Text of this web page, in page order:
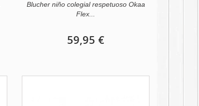
Blucher niño colegial respetuoso Okaa
Flex...
59,95 €